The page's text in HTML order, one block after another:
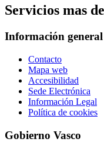
Servicios mas
Información general
Contacto
Mapa web
Accesibilidad
Sede Electrónica
Información Legal
Política de cookies
Gobierno Vasco